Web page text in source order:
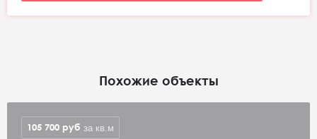
Похожие объекты
105 700 руб за кв.м